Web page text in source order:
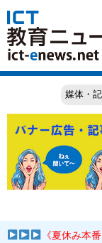
媒体・
《夏休み本